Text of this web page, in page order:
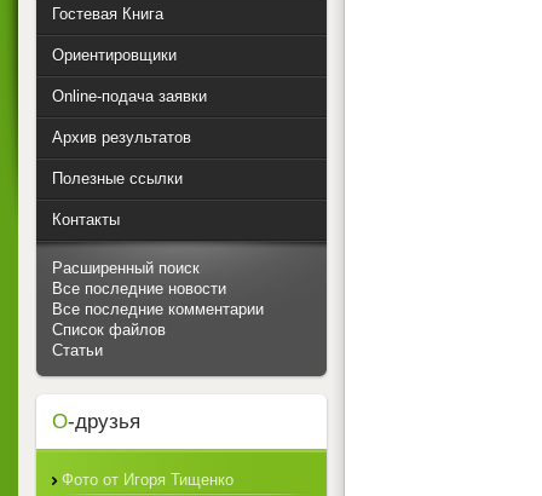
Гостевая Книга
Ориентировщики
Online-подача заявки
Архив результатов
Полезные ссылки
Контакты
Расширенный поиск
Все последние новости
Все последние комментарии
Список файлов
Статьи
О-друзья
Фото от Игоря Тищенко